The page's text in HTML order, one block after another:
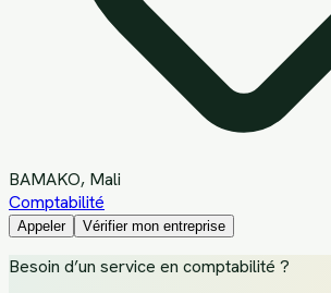
BAMAKO, Mali
Comptabilité
Appeler Vérifier mon entreprise
Besoin d’un service en comptabilité ?